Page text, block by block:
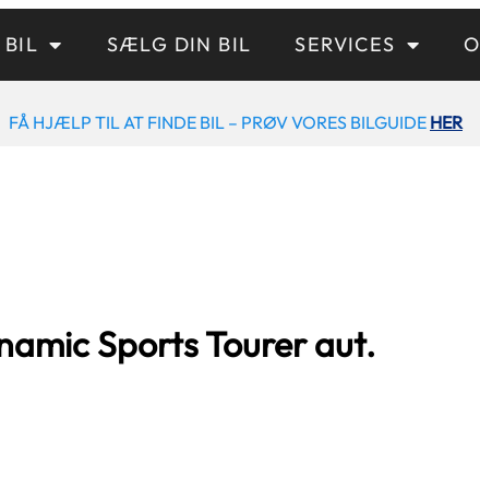
SÆLG DIN BIL SERVICES
FÅ HJÆLP TIL AT FINDE BIL – PRØV VORES BILGUIDE HER
Sports Tourer aut.